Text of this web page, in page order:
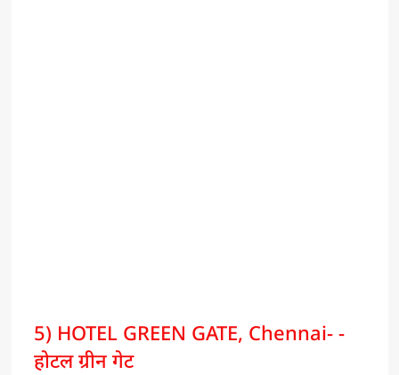
5) HOTEL GREEN GATE, Chennai- -
होटल ग्रीन गेट